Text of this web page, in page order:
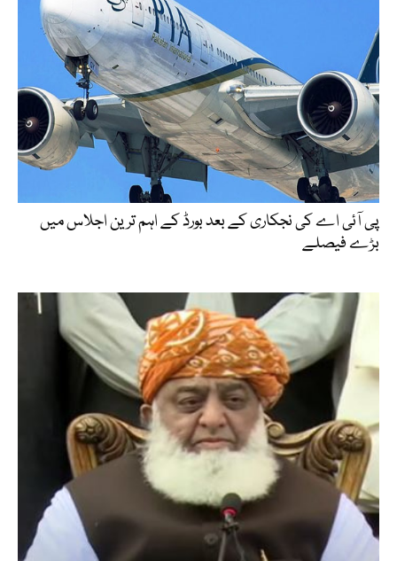
پی آئی اے کی نجکاری کے بعد بورڈ کے اہم ترین اجلاس میں
بڑے فیصلے